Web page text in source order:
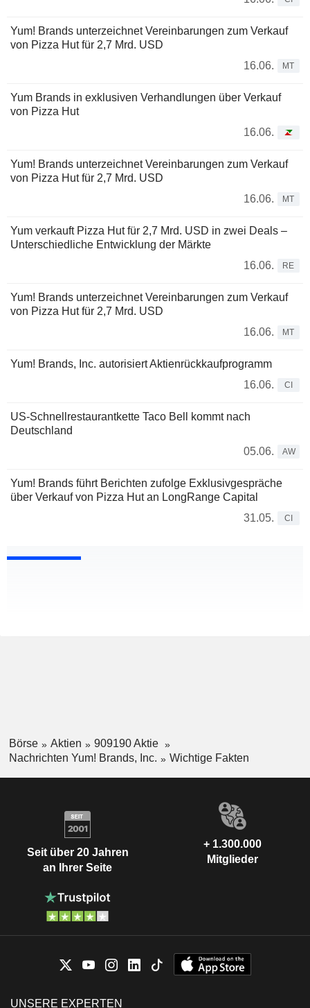
Yum! Brands unterzeichnet Vereinbarungen zum Verkauf
von Pizza Hut für 2,7 Mrd. USD
16.06.
MT
Yum Brands in exklusiven Verhandlungen über Verkauf
von Pizza Hut
16.06.
Yum! Brands unterzeichnet Vereinbarungen zum Verkauf
von Pizza Hut für 2,7 Mrd. USD
16.06.
MT
Yum verkauft Pizza Hut für 2,7 Mrd. USD in zwei Deals –
Unterschiedliche Entwicklung der Märkte
16.06.
RE
Yum! Brands unterzeichnet Vereinbarungen zum Verkauf
von Pizza Hut für 2,7 Mrd. USD
16.06.
MT
Yum! Brands, Inc. autorisiert Aktienrückkaufprogramm
16.06.
CI
US-Schnellrestaurantkette Taco Bell kommt nach
Deutschland
05.06.
AW
Yum! Brands führt Berichten zufolge Exklusivgespräche
über Verkauf von Pizza Hut an LongRange Capital
31.05.
CI
Börse Aktien
909190 Aktie
Nachrichten Yum! Brands, Inc.
Wichtige Fakten
Seit über 20 Jahren
an Ihrer Seite
+ 1.300.000
Mitglieder
UNSERE EXPERTEN